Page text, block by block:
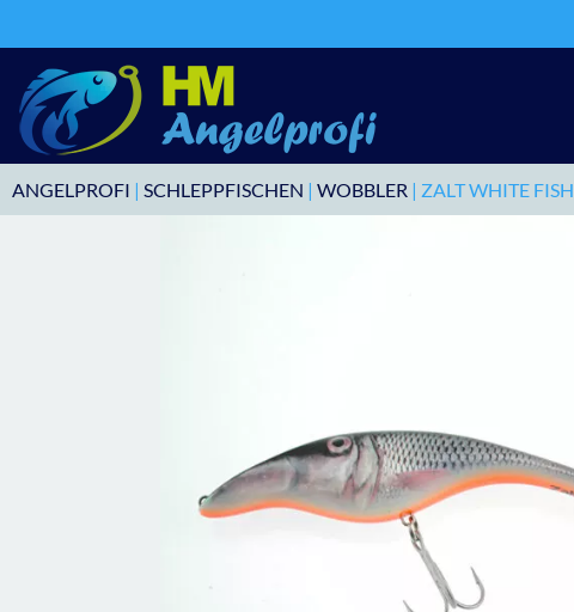
ANGELPROFI | SCHLEPPFISCHEN | WOBBLER | ZALT WHITE FISH